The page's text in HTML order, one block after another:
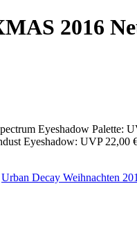
2016
Eyeshadow
Eyeshadow: UVP
Urban Decay Weihnachten